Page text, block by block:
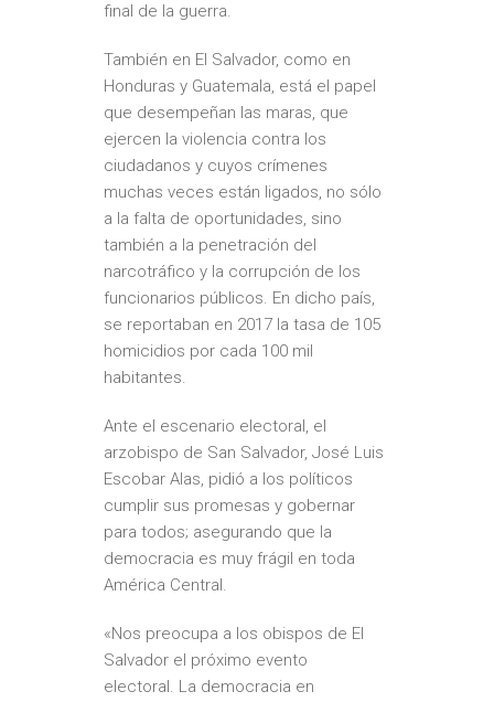
final de la guerra.
También en El Salvador, como en
Honduras y Guatemala, está el papel
que desempeñan las maras, que
ejercen la violencia contra los
ciudadanos y cuyos crímenes
muchas veces están ligados, no sólo
a la falta de oportunidades, sino
también a la penetración del
narcotráfico y la corrupción de los
funcionarios públicos. En dicho país,
se reportaban en 2017 la tasa de 105
homicidios por cada 100 mil
habitantes.
Ante el escenario electoral, el
arzobispo de San Salvador, José Luis
Escobar Alas, pidió a los políticos
cumplir sus promesas y gobernar
para todos; asegurando que la
democracia es muy frágil en toda
América Central.
«Nos preocupa a los obispos de El
Salvador el próximo evento
electoral. La democracia en